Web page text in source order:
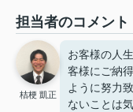
担当者のコメント
桔梗 凱正
お客様の人
客様にご納
ように努力
ないことは